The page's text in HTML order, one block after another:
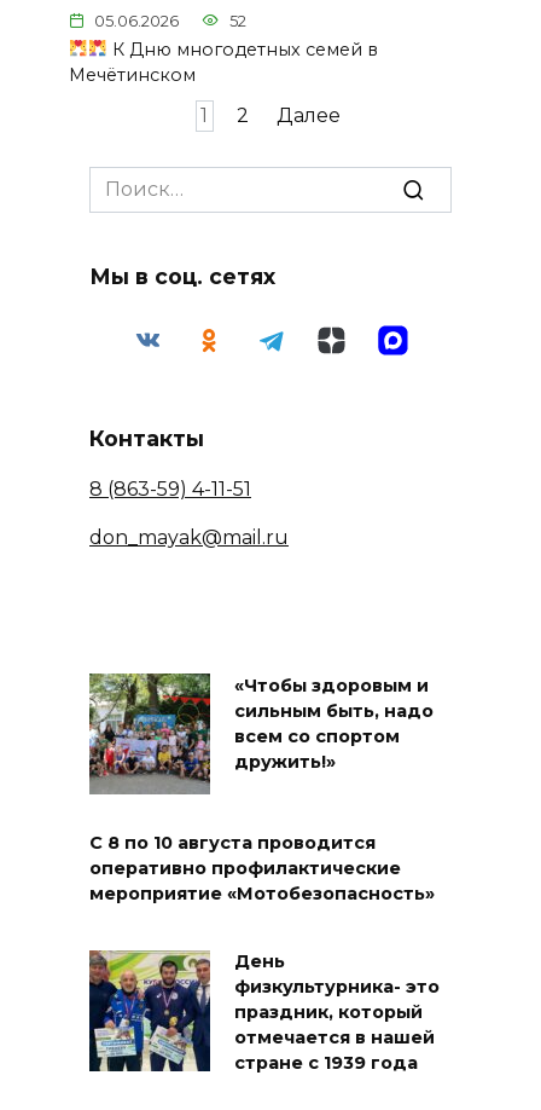
05.06.2026 52
К Дню многодетных семей в
Мечётинском
1 2 Далее
Search
for:
Мы в соц. сетях
Контакты
8 (863-59) 4-11-51
don_mayak@mail.ru
«Чтобы здоровым и
сильным быть, надо
всем со спортом
дружить!»
С 8 по 10 августа проводится
оперативно профилактические
мероприятие «Мотобезопасность»
День
физкультурника- это
праздник, который
отмечается в нашей
стране с 1939 года